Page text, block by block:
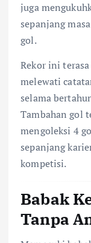
juga
sepanjang
gol.
Rekor ini
melewati
selama
Tambahan gol
mengoleksi 4
sepanjang
kompetisi.
Babak
Tanpa